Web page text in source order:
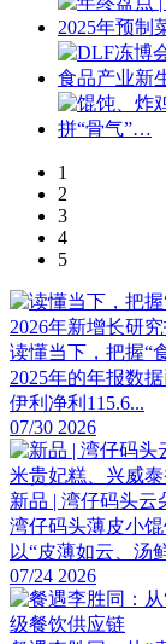
1
2
3
4
5
读懂当下，把握“
2025年的年报数
伊利净利115.6...
07/30 2026
新品 | 湾仔码头云
湾仔码头薄皮小
以“皮薄如云、汤
07/24 2026